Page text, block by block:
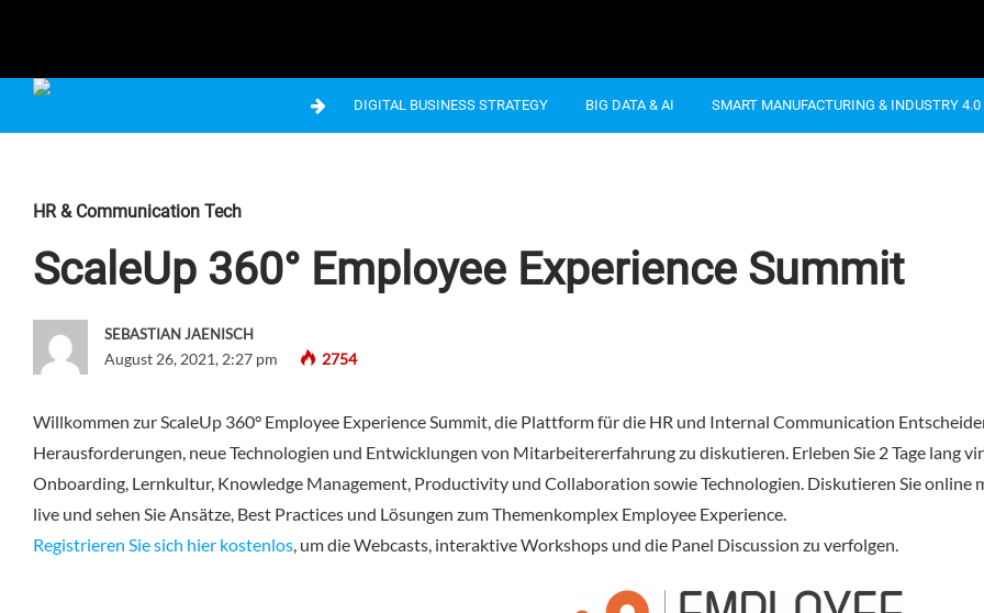
DIGITAL BUSINESS STRATEGY BIG DATA & AI SMART MANUFACTURING & INDUSTRY 4.0
HR & Communication Tech
ScaleUp 360° Employee Experience Summit
SEBASTIAN JAENISCH
August 26, 2021, 2:27 pm 2754
Willkommen zur ScaleUp 360° Employee Experience Summit, die Plattform für die HR und Internal Communication
Herausforderungen, neue Technologien und Entwicklungen von Mitarbeitererfahrung zu diskutieren. Erleben Sie 2 Tage lang
Onboarding, Lernkultur, Knowledge Management, Productivity und Collaboration sowie Technologien. Diskutieren Sie
live und sehen Sie Ansätze, Best Practices und Lösungen zum Themenkomplex Employee Experience.
Registrieren Sie sich hier kostenlos, um die Webcasts, interaktive Workshops und die Panel Discussion zu verfolgen.